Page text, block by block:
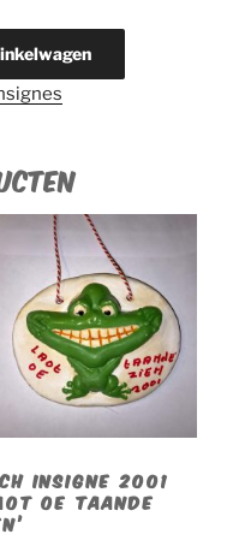
INSIGNE 2001
OE TAANDE